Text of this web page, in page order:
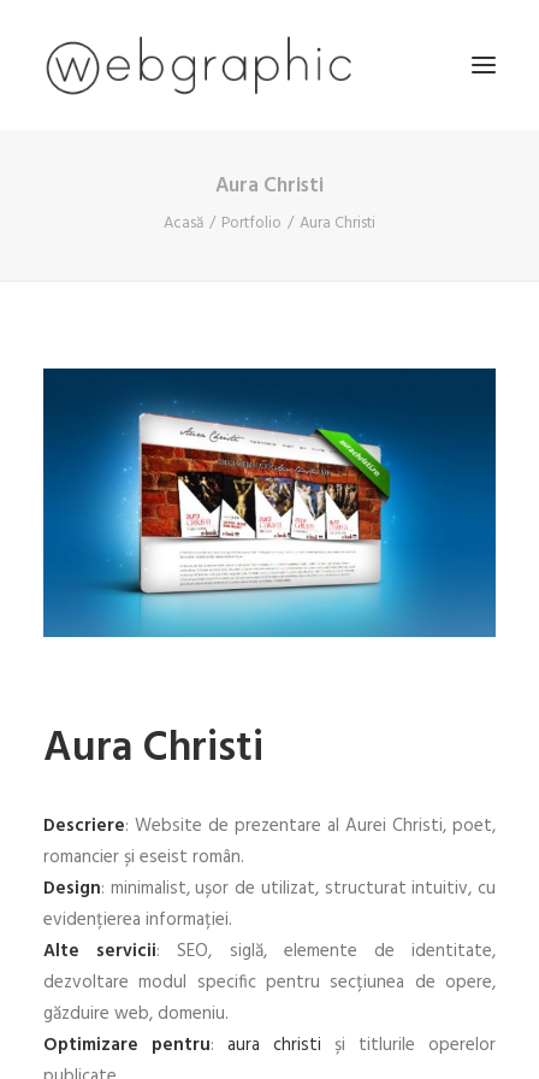
CONTACT
Aura Christi
Acasă Portfolio Aura Christi
Aura Christi
Descriere: Website de prezentare al Aurei Christi, poet,
romancier și eseist român.
Design: minimalist, ușor de utilizat, structurat intuitiv, cu
evidențierea informației.
Alte servicii: SEO, siglă, elemente de identitate,
dezvoltare modul specific pentru secțiunea de opere,
găzduire web, domeniu.
Optimizare pentru: aura christi și titlurile operelor